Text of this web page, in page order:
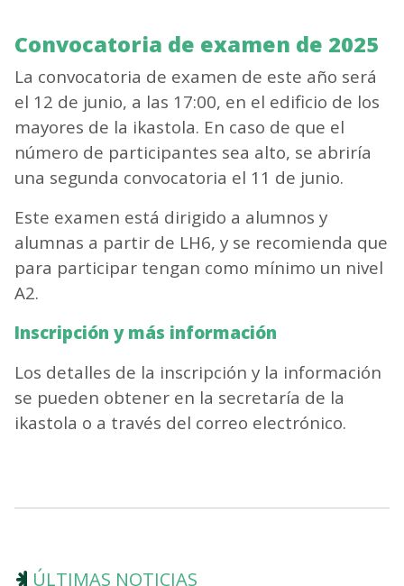
Convocatoria de examen de 2025
La convocatoria de examen de este año será
el 12 de junio, a las 17:00, en el edificio de los
mayores de la ikastola. En caso de que el
número de participantes sea alto, se abriría
una segunda convocatoria el 11 de junio.
Este examen está dirigido a alumnos y
alumnas a partir de LH6, y se recomienda que
para participar tengan como mínimo un nivel
A2.
Inscripción y más información
Los detalles de la inscripción y la información
se pueden obtener en la secretaría de la
ikastola o a través del correo electrónico.
ÚLTIMAS NOTICIAS